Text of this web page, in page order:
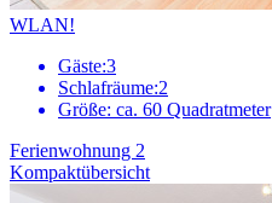
WLAN!
Gäste:3
Schlafräume:2
Größe: ca. 60 Quadratmeter
Ferienwohnung 2
Kompaktübersicht